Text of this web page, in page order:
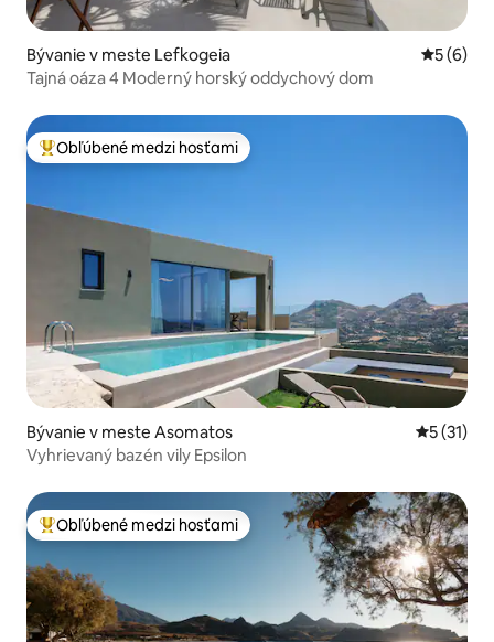
Bývanie v meste Lefkogeia
5 (6)
Tajná oáza 4 Moderný horský oddychový dom
Najobľúbenejšie medzi hosťami
Obľúbené medzi hosťami
Bývanie v meste Asomatos
5 (31)
Vyhrievaný bazén vily Epsilon
Najobľúbenejšie medzi hosťami
Obľúbené medzi hosťami